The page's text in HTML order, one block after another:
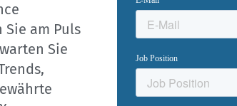
am Puls
Sie